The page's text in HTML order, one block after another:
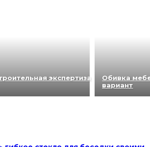
экспертиза
Обивка
вариант